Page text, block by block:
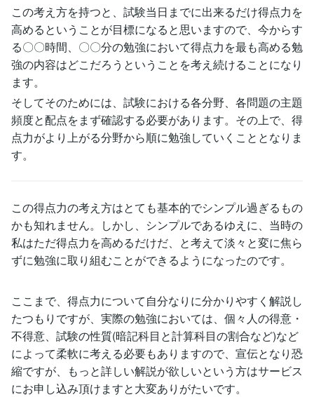
この考え方を持つと、試験当日までに出来るだけ得点力を
高めるということが目標になると思いますので、今からす
る〇〇時間、〇〇分の勉強において得点力を最も高める勉
強の内容はどこだろうということを考え続けることになり
ます。
そしてそのためには、試験における各分野、各問題の主題
頻度と配点をまず確認する必要があります。その上で、得
点力がより上がる分野から順に勉強していくこととなりま
す。
この得点力の考え方はとても基本的でシンプル過ぎるもの
かも知れません。しかし、シンプルであるゆえに、当時の
私はただ得点力を高めるだけだ、と考えて淡々と変に焦ら
ずに勉強に取り組むことができるようになったのです。
ここまで、得点力について自分なりに分かりやすく解説し
たつもりですが、実際の勉強においては、個々人の得意・
不得意、試験の性質(暗記科目と計算科目の割合など)など
によって柔軟に考える必要もありますので、宣伝となり恐
縮ですが、もっと詳しい解説が欲しいという方はサービス
にお申し込み頂けますと大変ありがたいです。